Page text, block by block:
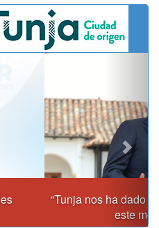
y no podemos fallarle en